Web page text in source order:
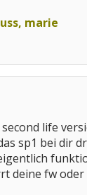
marie
life
sp1 bei dir
deine fw